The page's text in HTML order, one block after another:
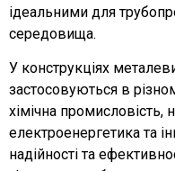
ідеальними для
середовища.
У конструкціях
застосовуються в
хімічна промисловість,
електроенергетика та
надійності та